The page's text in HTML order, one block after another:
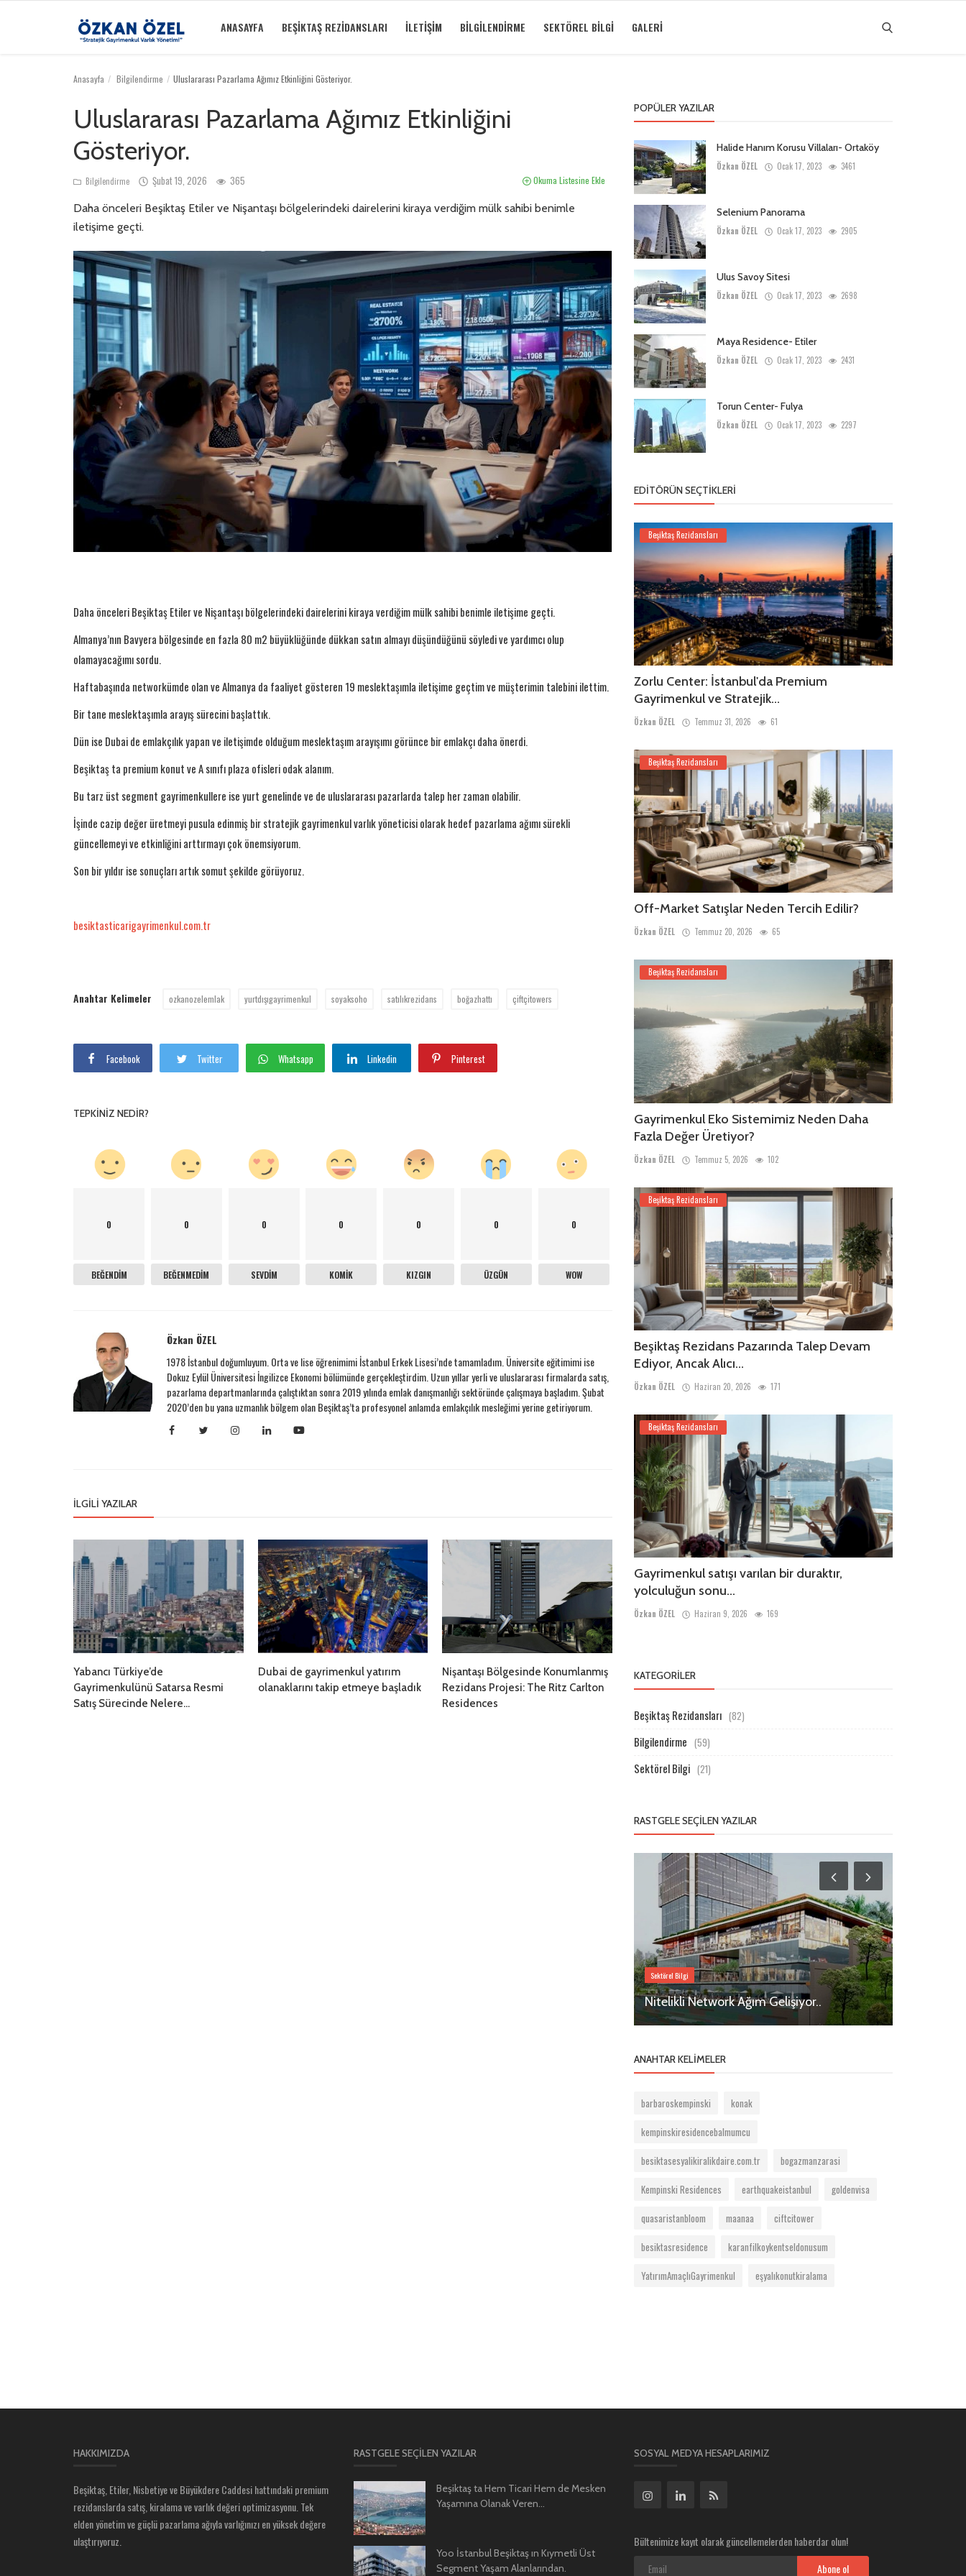
ANASAYFA BEŞIKTAŞ REZIDANSLARI İLETIŞIM BILGILENDIRME SEKTÖREL BILGI GALERI
Beşiktaş Rezidansları
Anasayfa Bilgilendirme Uluslararası Pazarlama Ağımız Etkinliğini Gösteriyor.
Uluslararası Pazarlama Ağımız Etkinliğini
Gösteriyor.
Bilgilendirme Şubat 19, 2026 365 Okuma Listesine Ekle
Daha önceleri Beşiktaş Etiler ve Nişantaşı bölgelerindeki dairelerini kiraya verdiğim mülk sahibi benimle
iletişime geçti.
Daha önceleri Beşiktaş Etiler ve Nişantaşı bölgelerindeki dairelerini kiraya verdiğim mülk sahibi benimle iletişime geçti.
Almanya’nın Bavyera bölgesinde en fazla 80 m2 büyüklüğünde dükkan satın almayı düşündüğünü söyledi ve yardımcı olup
olamayacağımı sordu.
Haftabaşında networkümde olan ve Almanya da faaliyet gösteren 19 meslektaşımla iletişime geçtim ve müşterimin talebini ilettim.
Bir tane meslektaşımla arayış sürecini başlattık.
Dün ise Dubai de emlakçılık yapan ve iletişimde olduğum meslektaşım arayışımı görünce bir emlakçı daha önerdi.
Beşiktaş ta premium konut ve A sınıfı plaza ofisleri odak alanım.
Bu tarz üst segment gayrimenkullere ise yurt genelinde ve de uluslararası pazarlarda talep her zaman olabilir.
İşinde cazip değer üretmeyi pusula edinmiş bir stratejik gayrimenkul varlık yöneticisi olarak hedef pazarlama ağımı sürekli
güncellemeyi ve etkinliğini arttırmayı çok önemsiyorum.
Son bir yıldır ise sonuçları artık somut şekilde görüyoruz.
besiktasticarigayrimenkul.com.tr
Anahtar Kelimeler ozkanozelemlak yurtdışıgayrimenkul soyaksoho satılıkrezidans boğazhattı çiftçitowers
Facebook Twitter Whatsapp Linkedin Pinterest
TEPKINIZ NEDIR?
0
BEĞENDIM
0
BEĞENMEDIM
0
SEVDIM
0
KOMIK
0
KIZGIN
0
ÜZGÜN
0
WOW
Özkan ÖZEL
1978 İstanbul doğumluyum. Orta ve lise öğrenimimi İstanbul Erkek Lisesi’nde tamamladım. Üniversite eğitimimi ise
Dokuz Eylül Üniversitesi İngilizce Ekonomi bölümünde gerçekleştirdim. Uzun yıllar yerli ve uluslararası firmalarda satış,
pazarlama departmanlarında çalıştıktan sonra 2019 yılında emlak danışmanlığı sektöründe çalışmaya başladım. Şubat
2020’den bu yana uzmanlık bölgem olan Beşiktaş’ta profesyonel anlamda emlakçılık mesleğimi yerine getiriyorum.
İLGILI YAZILAR
Yabancı Türkiye’de
Gayrimenkulünü Satarsa Resmi
Satış Sürecinde Nelere...
Dubai de gayrimenkul yatırım
olanaklarını takip etmeye başladık
Nişantaşı Bölgesinde Konumlanmış
Rezidans Projesi: The Ritz Carlton
Residences
POPÜLER YAZILAR
Halide Hanım Korusu Villaları- Ortaköy
Özkan ÖZEL Ocak 17, 2023 3461
Selenium Panorama
Özkan ÖZEL Ocak 17, 2023 2905
Ulus Savoy Sitesi
Özkan ÖZEL Ocak 17, 2023 2698
Maya Residence- Etiler
Özkan ÖZEL Ocak 17, 2023 2431
Torun Center- Fulya
Özkan ÖZEL Ocak 17, 2023 2297
EDITÖRÜN SEÇTIKLERI
Beşiktaş Rezidansları
Zorlu Center: İstanbul'da Premium
Gayrimenkul ve Stratejik...
Özkan ÖZEL Temmuz 31, 2026 61
Beşiktaş Rezidansları
Off-Market Satışlar Neden Tercih Edilir?
Özkan ÖZEL Temmuz 20, 2026 65
Beşiktaş Rezidansları
Gayrimenkul Eko Sistemimiz Neden Daha
Fazla Değer Üretiyor?
Özkan ÖZEL Temmuz 5, 2026 102
Beşiktaş Rezidansları
Beşiktaş Rezidans Pazarında Talep Devam
Ediyor, Ancak Alıcı...
Özkan ÖZEL Haziran 20, 2026 171
Beşiktaş Rezidansları
Gayrimenkul satışı varılan bir duraktır,
yolculuğun sonu...
Özkan ÖZEL Haziran 9, 2026 169
KATEGORILER
Beşiktaş Rezidansları (82)
Bilgilendirme (59)
Sektörel Bilgi (21)
RASTGELE SEÇILEN YAZILAR
Sektörel Bilgi
Nitelikli Network Ağım Gelişiyor..
ANAHTAR KELIMELER
barbaroskempinski
konak
kempinskiresidencebalmumcu
besiktasesyalikiralikdaire.com.tr
bogazmanzarasi
Kempinski Residences
earthquakeistanbul
goldenvisa
quasaristanbloom
maanaa
ciftcitower
besiktasresidence
karanfilkoykentseldonusum
YatırımAmaçlıGayrimenkul
eşyalıkonutkiralama
HAKKIMIZDA
Beşiktaş, Etiler, Nisbetiye ve Büyükdere Caddesi hattındaki premium
rezidanslarda satış, kiralama ve varlık değeri optimizasyonu. Tek
elden yönetim ve güçlü pazarlama ağıyla varlığınızı en yüksek değere
ulaştırıyoruz.
RASTGELE SEÇILEN YAZILAR
Beşiktaş ta Hem Ticari Hem de Mesken
Yaşamına Olanak Veren...
Yoo İstanbul Beşiktaş ın Kıymetli Üst
Segment Yaşam Alanlarından.
SOSYAL MEDYA HESAPLARIMIZ
Bültenimize kayıt olarak güncellemelerden haberdar olun!
Abone ol